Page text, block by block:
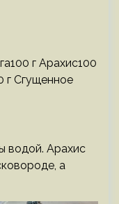
г Арахис100
г Сгущенное
водой. Арахис
а